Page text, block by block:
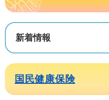
文
新着情報
国民健康保険